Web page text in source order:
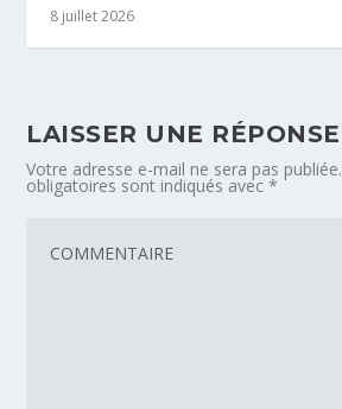
8 juillet 2026
LAISSER UNE RÉPONSE
Votre adresse e-mail ne sera pas publiée.
obligatoires sont indiqués avec*